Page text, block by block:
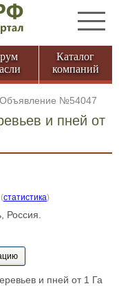
Каталог
компаний
Объявление №54047
и пней от
(статистика)
Россия.
и пней от 1 Га